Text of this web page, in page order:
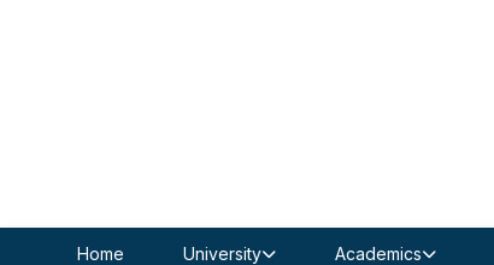
Home University Academics